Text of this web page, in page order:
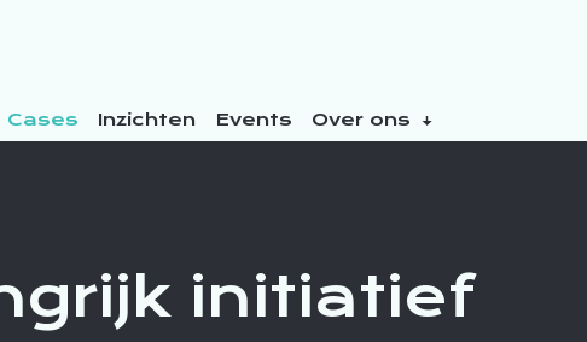
Cases Inzichten Events Over ons
initiatief